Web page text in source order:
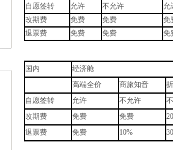
自愿签转
允许 不允许 允
改期费
免费 免费 免
退票费
免费 免费 免
国内
经济舱
高端全价
商旅知音
自愿签转
允许 不允许
改期费
免费 免费
退票费
免费 10%